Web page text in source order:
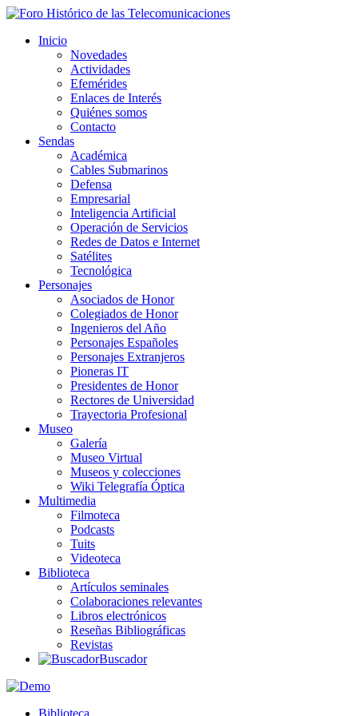
Inicio
Novedades
Actividades
Efemérides
Enlaces de Interés
Quiénes somos
Contacto
Sendas
Académica
Cables Submarinos
Defensa
Empresarial
Inteligencia Artificial
Operación de Servicios
Redes de Datos e Internet
Satélites
Tecnológica
Personajes
Asociados de Honor
Colegiados de Honor
Ingenieros del Año
Personajes Españoles
Personajes Extranjeros
Pioneras IT
Presidentes de Honor
Rectores de Universidad
Trayectoria Profesional
Museo
Galería
Museo Virtual
Museos y colecciones
Wiki Telegrafía Óptica
Multimedia
Filmoteca
Podcasts
Tuits
Videoteca
Biblioteca
Artículos seminales
Colaboraciones relevantes
Libros electrónicos
Reseñas Bibliográficas
Revistas
Buscador
Biblioteca